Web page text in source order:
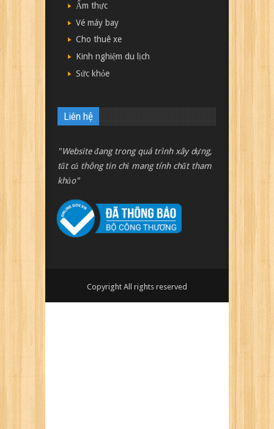
Ẩm thực
Vé máy bay
Cho thuê xe
Kinh nghiệm du lịch
Sức khỏe
Liên hệ
"Website đang trong quá trình xây dựng,
tất cả thông tin chỉ mang tính chất tham
khảo"
Copyright All rights reserved